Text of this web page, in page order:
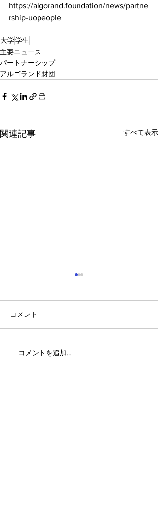
https://algorand.foundation/news/partne
rship-uopeople
大学学生
主要ニュース
パートナーシップ
アルゴランド財団
関連記事 すべて表示
アルゴランドのポスト量
子暗号（PQC）ロードマ
コメント
コメントを追加…